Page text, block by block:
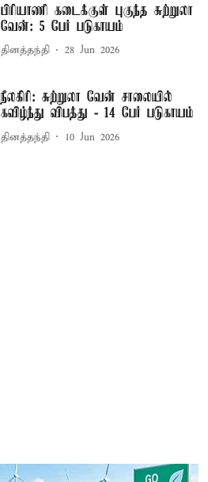
பிரியாணி கடைக்குள் புகுந்த சுற்றுலா
வேன்: 5 பேர் படுகாயம்
தினத்தந்தி 28 Jun 2026
நீலகிரி: சுற்றுலா வேன் சாலையில்
கவிழ்ந்து விபத்து - 14 பேர் படுகாயம்
தினத்தந்தி 10 Jun 2026